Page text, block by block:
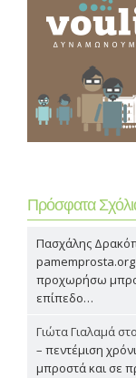
Πρόσφατα
Πασχάλης
pamemprosta.org
προχωρήσω
επίπεδο…
Γιώτα Γιαλαμά στο
– πεντέμιση
μπροστά και σε